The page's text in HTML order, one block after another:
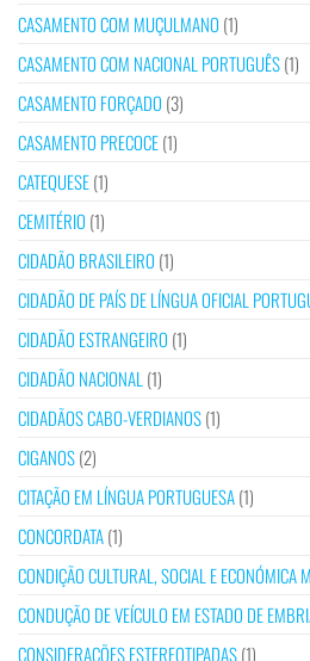
CASAMENTO COM MUÇULMANO (1)
CASAMENTO COM NACIONAL PORTUGUÊS(1)
CASAMENTO FORÇADO (3)
CASAMENTO PRECOCE(1)
CATEQUESE(1)
CEMITÉRIO (1)
CIDADÃO BRASILEIRO (1)
CIDADÃO DE PAÍS DE LÍNGUA OFICIAL
CIDADÃO ESTRANGEIRO (1)
CIDADÃO NACIONAL (1)
CIDADÃOS CABO-VERDIANOS(1)
CIGANOS(2)
CITAÇÃO EM LÍNGUA PORTUGUESA(1)
CONCORDATA(1)
CONDIÇÃO CULTURAL, SOCIAL E ECONÓMICA
CONDUÇÃO DE VEÍCULO EM ESTADO DE
CONSIDERAÇÕES ESTEREOTIPADAS(1)